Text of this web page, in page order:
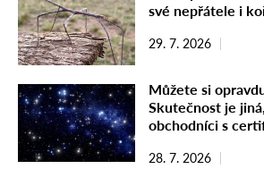
své nepřátele i
29. 7. 2026
Můžete si
Skutečnost je
obchodníci s
28. 7. 2026